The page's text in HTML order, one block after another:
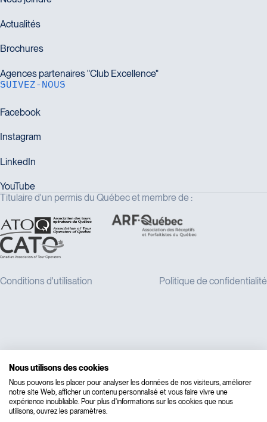
SUIVEZ-NOUS
Titulaire d'un permis du Québec et membre de :
Nous utilisons des cookies
Nous pouvons les placer pour analyser les données de nos visiteurs, améliorer
notre site Web, afficher un contenu personnalisé et vous faire vivre une
expérience inoubliable. Pour plus d'informations sur les cookies que nous
utilisons, ouvrez les paramètres.